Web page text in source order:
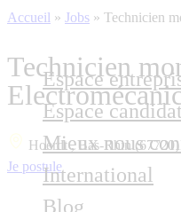
Espace
Espace
Mieux nous
International
Blog
Accueil » Jobs » Technicien
Technicien
Hoerdt , Bas-Rhin (67720)
Je postule